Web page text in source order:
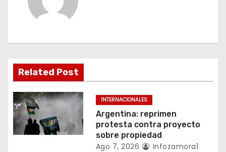
i
ó
n
d
e
Related Post
INTERNACIONALES
Argentina: reprimen
protesta contra proyecto
sobre propiedad
Ago 7, 2026 Infozamora1